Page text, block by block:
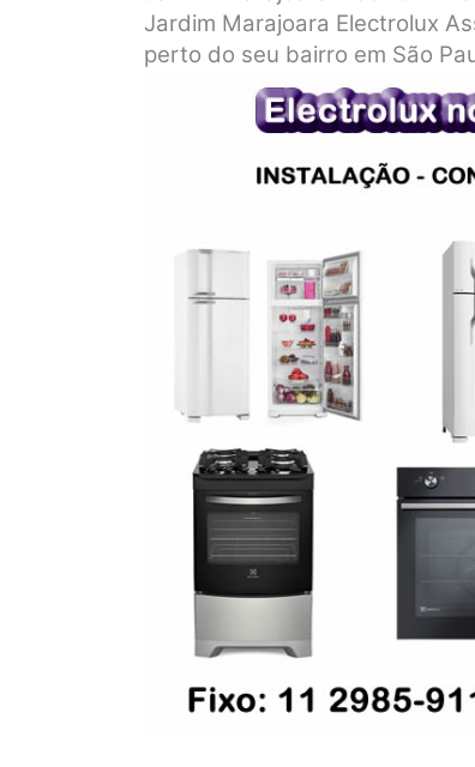
Jardim Marajoara Electrolux
perto do seu bairro em São